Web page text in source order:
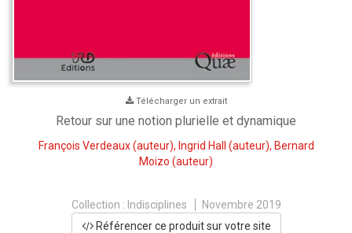
Télécharger un extrait
Retour sur une notion plurielle et dynamique
François Verdeaux(auteur), Ingrid Hall (auteur), Bernard
Moizo (auteur)
Collection : Indisciplines
Novembre 2019
Référencer ce produit sur votre site